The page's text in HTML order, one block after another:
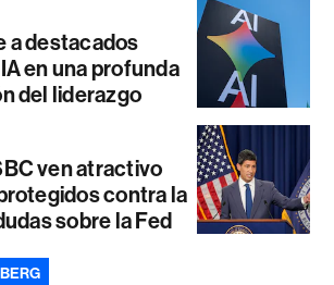
a destacados
en una profunda
del liderazgo
ven atractivo
contra la
sobre la Fed